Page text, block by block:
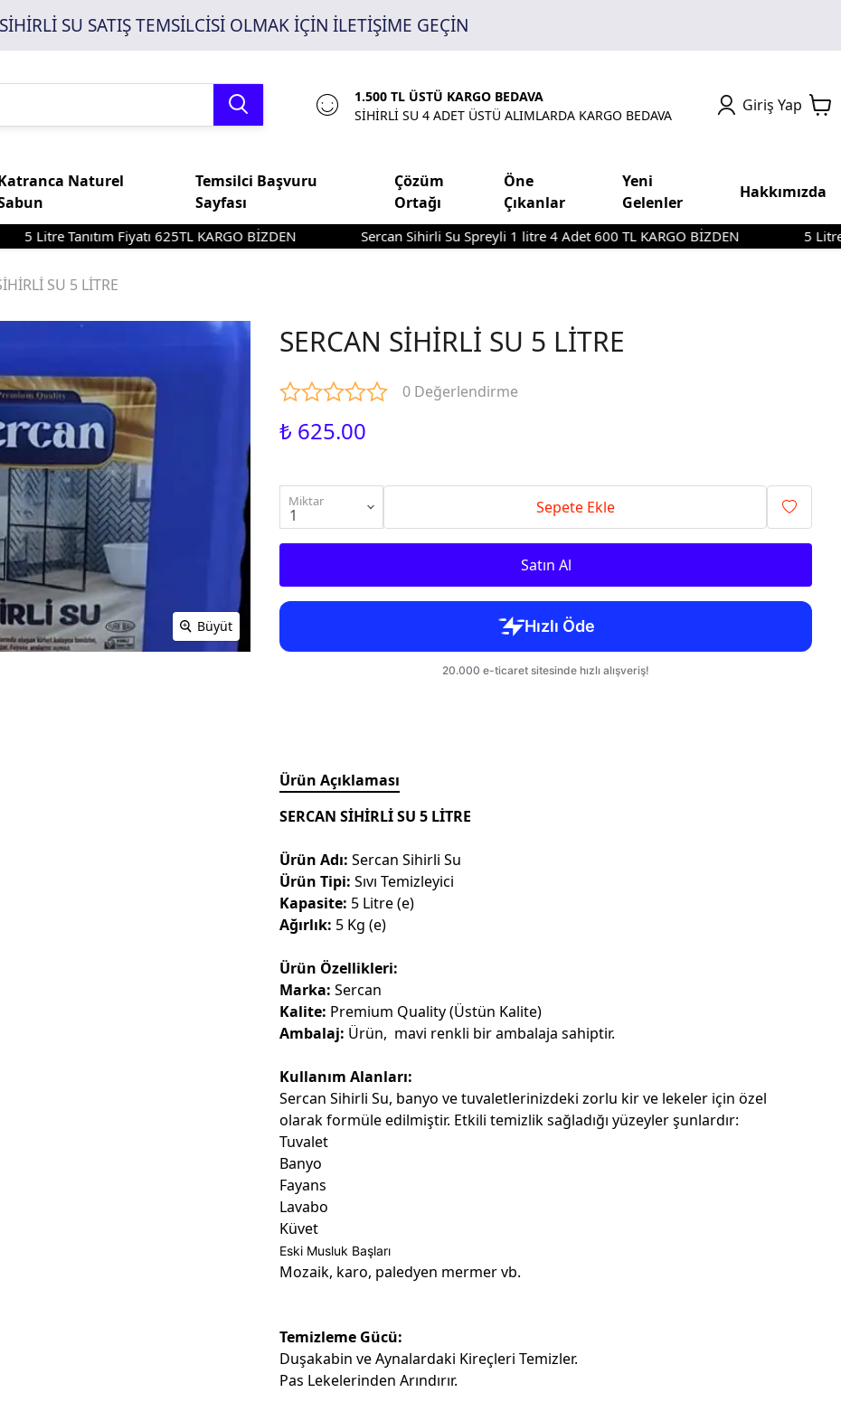
SİHİRLİ SU SATIŞ TEMSİLCİSİ OLMAK İÇİN İLETİŞİME GEÇİN
1.500 TL ÜSTÜ KARGO BEDAVA
SİHİRLİ SU 4 ADET ÜSTÜ ALIMLARDA KARGO BEDAVA
Giriş Yap
Naturel
Temsilci Başvuru
Sayfası
Çözüm
Ortağı
Öne
Çıkanlar
Yeni
Gelenler
Hakkımızda
Tanıtım Fiyatı 625TL KARGO BİZDEN Sercan Sihirli Su Spreyli 1 litre 4 Adet 600 TL KARGO BİZDEN 5 Litre
SU 5 LİTRE
Büyüt
SERCAN SİHİRLİ SU 5 LİTRE
0 Değerlendirme
₺ 625.00
Miktar Sepete Ekle
Satın Al
Ürün Açıklaması
SERCAN SİHİRLİ SU 5 LİTRE
Ürün Adı: Sercan Sihirli Su
Ürün Tipi: Sıvı Temizleyici
Kapasite: 5 Litre (e)
Ağırlık: 5 Kg (e)
Ürün Özellikleri:
Marka: Sercan
Kalite: Premium Quality (Üstün Kalite)
Ambalaj: Ürün, mavi renkli bir ambalaja sahiptir.
Kullanım Alanları:
Sercan Sihirli Su, banyo ve tuvaletlerinizdeki zorlu kir ve lekeler için özel
olarak formüle edilmiştir. Etkili temizlik sağladığı yüzeyler şunlardır:
Tuvalet
Banyo
Fayans
Lavabo
Küvet
Eski Musluk Başları
Mozaik, karo, paledyen mermer vb.
Temizleme Gücü:
Duşakabin ve Aynalardaki Kireçleri Temizler.
Pas Lekelerinden Arındırır.